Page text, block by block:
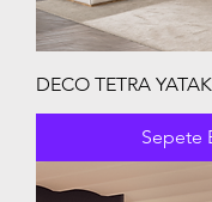
DECO TETRA
Sepete